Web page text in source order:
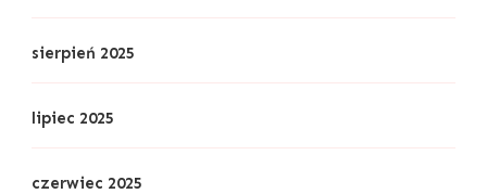
sierpień 2025
lipiec 2025
czerwiec 2025